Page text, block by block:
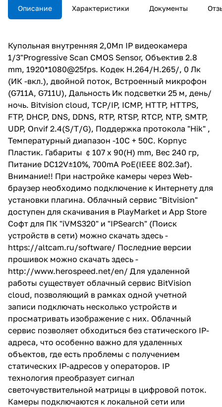
подсветки 25 м, день/ночь.
Bitvision cloud, TCP/IP, ICMP,
Поддержка протокола "Hik" ,
Температурный диапазон -10С +
50С. Корпус Пластик. Габариты
￠107 x 90(H) mm, Вес 240 гр,
Питание DC12V±10%, 700mA
PoE(IEEE 802.3af). Внимание!!
При настройке камеры через
Web-браузер необходимо
подключение к Интернету для
установки плагина.
Облачный
сервис "Bitvision" доступен для
скачивания в PlayMarket и App
Store
Описание Характеристики Документы
Купольная внутренняя 2,0Мп IP видеокамера
1/3"Progressive Scan CMOS Sensor, Объектив 2.8
mm, 1920*1080@25fps. Кодек H.264/H.265/, 0 Лк
(ИК -вкл.), двойной поток, Встроенный микрофон
(G711A, G711U), Дальность Ик подсветки 25 м, день/
ночь. Bitvision cloud, TCP/IP, ICMP, HTTP, HTTPS,
FTP, DHCP, DNS, DDNS, RTP, RTSP, RTCP, NTP, SMTP,
UDP, Onvif 2.4(S/T/G), Поддержка протокола "Hik" ,
Температурный диапазон -10С + 50С. Корпус
Пластик. Габариты ￠107 x 90(H) mm, Вес 240 гр,
Питание DC12V±10%, 700mA PoE(IEEE 802.3af).
Внимание!! При настройке камеры через Web-
браузер необходимо подключение к Интернету для
установки плагина. Облачный сервис "Bitvision"
доступен для скачивания в PlayMarket и App Store
Софт для ПК "iVMS320" и "IPSearch" (Поиск
устройств в сети) можно скачать здесь -
https://altcam.ru/software/ Последние версии
прошивок можно скачать здесь -
http://www.herospeed.net/en/ Для удаленной
работы существует облачный сервис BitVision
cloud, позволяющий в рамках одной учетной
записи подключать несколько устройств и
просматривать изображение с них. Облачный
сервис позволяет обходиться без статического IP-
адреса, что особенно важно для удаленных
объектов, где есть проблемы с получением
статических IP-адресов у операторов. IP
технология преобразует сигнал
светочувствительной матрицы в цифровой поток.
Камеры подключаются к локальной сети или